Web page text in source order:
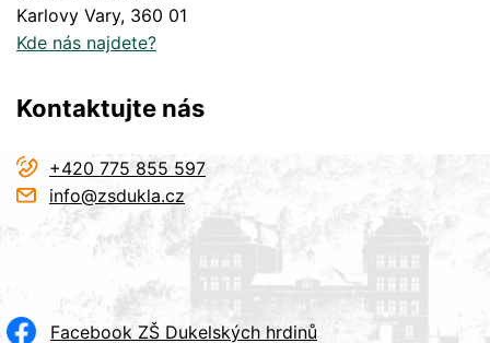
Karlovy Vary, 360 01
Kde nás najdete?
Kontaktujte nás
+420 775 855 597
info@zsdukla.cz
Facebook ZŠ Dukelských hrdinů